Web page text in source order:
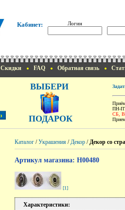
Кабинет: Логин
Скидки FAQ Обратная связь
ВЫБЕРИ
ПОДАРОК
ПН-
СБ,
Каталог /Украшения /Декор /Декор со
Артикул магазина: H00480
[1]
Характеристики: